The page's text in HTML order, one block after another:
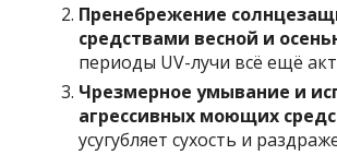
Пренебрежение
средствами весной и
периоды UV-лучи всё ещё
Чрезмерное умывание и
агрессивных моющих
усугубляет сухость и